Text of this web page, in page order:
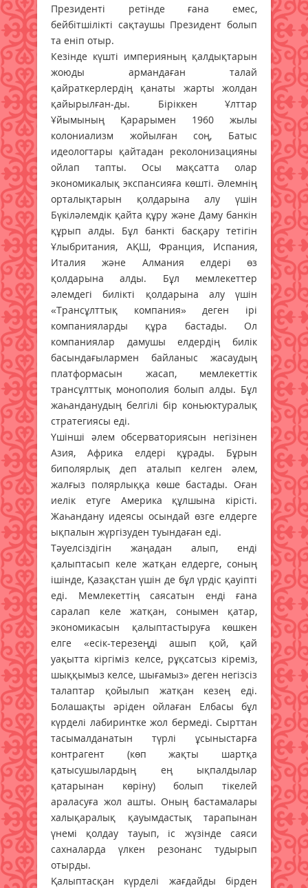
Президенті ретінде ғана емес,
бейбітшілікті сақтаушы Президент болып
та еніп отыр.
Кезінде күшті империяның қалдықтарын
жоюды армандаған талай
қайраткерлердің қанаты жарты жолдан
қайырылған-ды. Біріккен Ұлттар
Ұйымының Қарарымен 1960 жылы
колониализм жойылған соң, Батыс
идеологтары қайтадан реколонизацияны
ойлап тапты. Осы мақсатта олар
экономикалық экспансияға көшті. Әлемнің
орталықтарын қолдарына алу үшін
Бүкіләлемдік қайта құру және Даму банкін
құрып алды. Бұл банкті басқару тетігін
Ұлыбритания, АҚШ, Франция, Испания,
Италия және Алмания елдері өз
қолдарына алды. Бұл мемлекеттер
әлемдегі билікті қолдарына алу үшін
«Трансұлттық компания» деген ірі
компанияларды құра бастады. Ол
компаниялар дамушы елдердің билік
басындағылармен байланыс жасаудың
платформасын жасап, мемлекеттік
трансұлттық монополия болып алды. Бұл
жаһанданудың белгілі бір коньюктуралық
стратегиясы еді.
Үшінші әлем обсерваториясын негізінен
Азия, Африка елдері құрады. Бұрын
биполярлық деп аталып келген әлем,
жалғыз полярлыққа көше бастады. Оған
иелік етуге Америка құлшына кірісті.
Жаһандану идеясы осындай өзге елдерге
ықпалын жүргізуден туындаған еді.
Тәуелсіздігін жаңадан алып, енді
қалыптасып келе жатқан елдерге, соның
ішінде, Қазақстан үшін де бұл үрдіс қауіпті
еді. Мемлекеттің саясатын енді ғана
саралап келе жатқан, сонымен қатар,
экономикасын қалыптастыруға көшкен
елге «есік-терезеңді ашып қой, қай
уақытта кіргіміз келсе, рұқсатсыз кіреміз,
шыққымыз келсе, шығамыз» деген негізсіз
талаптар қойылып жатқан кезең еді.
Болашақты әріден ойлаған Елбасы бұл
күрделі лабиринтке жол бермеді. Сырттан
тасымалданатын түрлі ұсыныстарға
контрагент (көп жақты шартқа
қатысушылардың ең ықпалдылар
қатарынан көріну) болып тікелей
араласуға жол ашты. Оның бастамалары
халықаралық қауымдастық тарапынан
үнемі қолдау тауып, іс жүзінде саяси
сахналарда үлкен резонанс тудырып
отырды.
Қалыптасқан күрделі жағдайды бірден